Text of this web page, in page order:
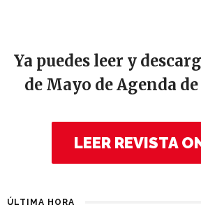
Ya puedes leer y
de Mayo de Agenda
LEER REVISTA
ÚLTIMA HORA